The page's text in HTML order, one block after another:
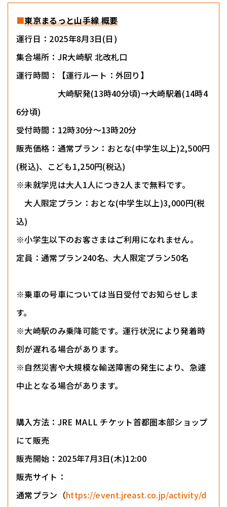
■東京まるっと山手線 概要
運行日：2025年8月3日(日)
集合場所：JR大崎駅 北改札口
運行時間：【運行ルート：外回り】
大崎駅発(13時40分頃)→大崎駅着(14時4
6分頃)
受付時間：12時30分～13時20分
販売価格：通常プラン：おとな(中学生以上)2,500円
(税込)、こども1,250円(税込)
※未就学児は大人1人につき2人まで無料です。
大人限定プラン：おとな(中学生以上)3,000円(税
込)
※小学生以下のお客さまはご利用になれません。
定員：通常プラン240名、大人限定プラン50名
※乗車の号車については当日受付でお知らせしま
す。
※大崎駅のみ乗降可能です。運行状況により発着時
刻が遅れる場合があります。
※自然災害や大規模な輸送障害の発生により、急遽
中止となる場合があります。
購入方法：JRE MALL チケット首都圏本部ショップ
にて販売
販売開始：2025年7月3日(木)12:00
販売サイト：
通常プラン（https://event.jreast.co.jp/activity/d